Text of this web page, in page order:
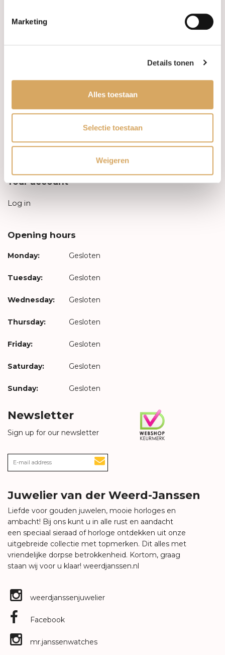
Marketing
Details tonen
Alles toestaan
Selectie toestaan
Weigeren
Leveringsvoorwaarden
Privacy Policy
Your account
Log in
Opening hours
Monday: Gesloten
Tuesday: Gesloten
Wednesday: Gesloten
Thursday: Gesloten
Friday: Gesloten
Saturday: Gesloten
Sunday: Gesloten
Newsletter
Sign up for our newsletter
Juwelier van der Weerd-Janssen
Liefde voor gouden juwelen, mooie horloges en
ambacht! Bij ons kunt u in alle rust en aandacht
een speciaal sieraad of horloge ontdekken uit onze
uitgebreide collectie met topmerken. Dit alles met
vriendelijke dorpse betrokkenheid. Kortom, graag
staan wij voor u klaar! weerdjanssen.nl
weerdjanssenjuwelier
Facebook
mr.janssenwatches